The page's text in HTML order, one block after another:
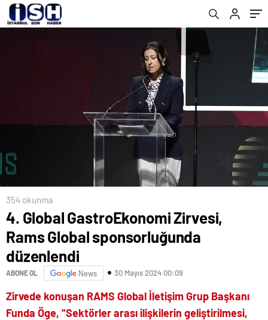
354 okunma
4. Global GastroEkonomi Zirvesi,
Rams Global sponsorluğunda
düzenlendi
ABONE OL News 30 Mayıs 2024 00:09
Zirvede konuşan RAMS Global İletişim Grup Başkanı
Funda Öge, “Sektörler arası ilişkilerin geliştirilmesi,